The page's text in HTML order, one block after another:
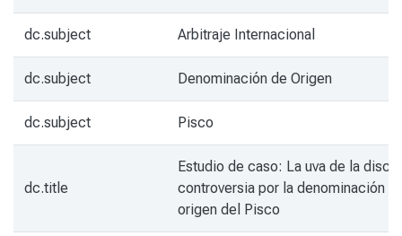
dc.subject Arbitraje Internacional
dc.subject Denominación de Origen
dc.subject Pisco
dc.title
Estudio de caso: La uva de la
controversia por la denominación
origen del Pisco